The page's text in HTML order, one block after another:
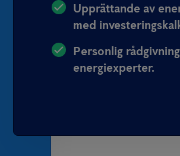
Upprättande av
med
Personlig
energiexperter.